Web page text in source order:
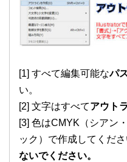
[1] すべて編集可能なパ
い。
[2] 文字はすべてアウト
[3] 色はCMYK（シアン
ック）で作成してくださ
ないでください。